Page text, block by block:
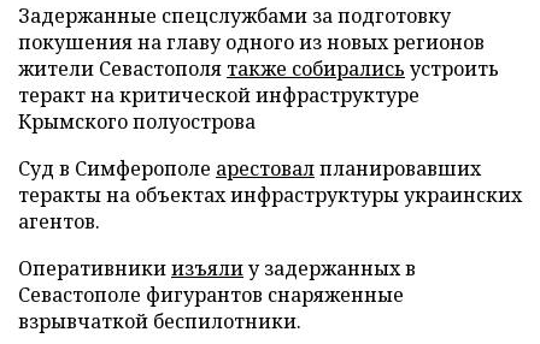
Задержанные спецслужбами за подготовку
покушения на главу одного из новых регионов
жители Севастополя также собирались устроить
теракт на критической инфраструктуре
Крымского полуострова
Суд в Симферополе арестовалпланировавших
теракты на объектах инфраструктуры украинских
агентов.
Оперативникиизъялиу задержанных в
Севастополе фигурантов снаряженные
взрывчаткой беспилотники.